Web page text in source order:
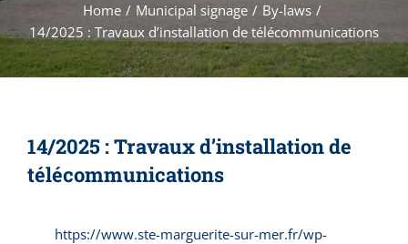
Home / Municipal signage / By-laws /
14/2025 : Travaux d’installation de télécommunications
14/2025 : Travaux d’installation de
télécommunications
https://www.ste-marguerite-sur-mer.fr/wp-